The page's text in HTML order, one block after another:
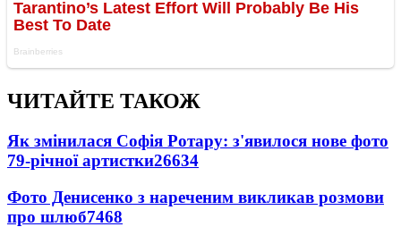
ЧИТАЙТЕ ТАКОЖ
Як змінилася Софія Ротару: з'явилося нове фото
79-річної артистки26634
Фото Денисенко з нареченим викликав розмови
про шлюб7468